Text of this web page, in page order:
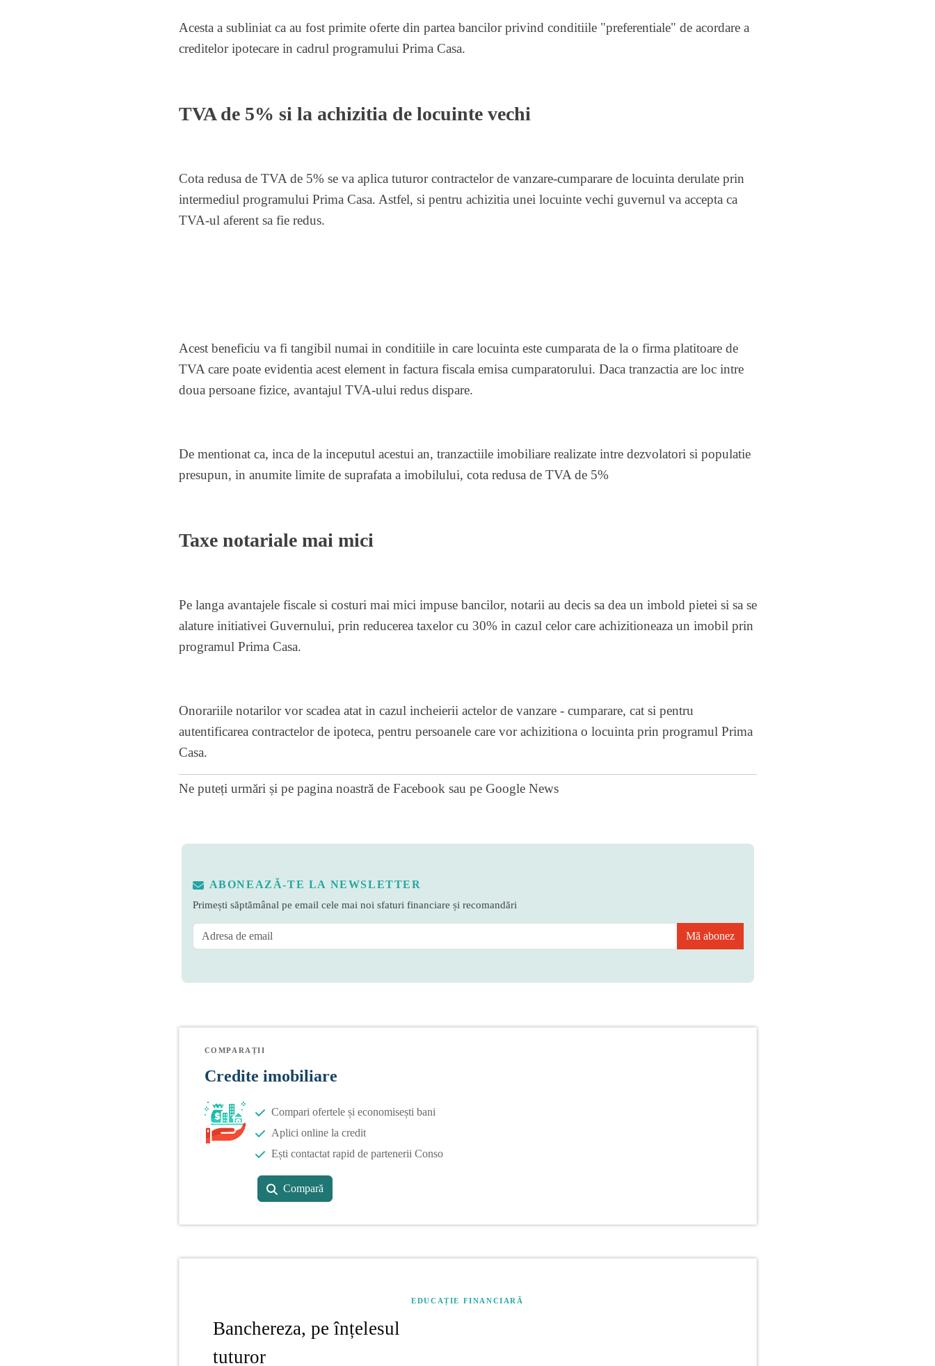
Acesta a subliniat ca au fost primite oferte din partea bancilor privind conditiile "preferentiale" de acordare a
creditelor ipotecare in cadrul programului Prima Casa.
TVA de 5% si la achizitia de locuinte vechi
Cota redusa de TVA de 5% se va aplica tuturor contractelor de vanzare-cumparare de locuinta derulate prin
intermediul programului Prima Casa. Astfel, si pentru achizitia unei locuinte vechi guvernul va accepta ca
TVA-ul aferent sa fie redus.
Acest beneficiu va fi tangibil numai in conditiile in care locuinta este cumparata de la o firma platitoare de
TVA care poate evidentia acest element in factura fiscala emisa cumparatorului. Daca tranzactia are loc intre
doua persoane fizice, avantajul TVA-ului redus dispare.
De mentionat ca, inca de la inceputul acestui an, tranzactiile imobiliare realizate intre dezvolatori si populatie
presupun, in anumite limite de suprafata a imobilului, cota redusa de TVA de 5%
Taxe notariale mai mici
Pe langa avantajele fiscale si costuri mai mici impuse bancilor, notarii au decis sa dea un imbold pietei si sa se
alature initiativei Guvernului, prin reducerea taxelor cu 30% in cazul celor care achizitioneaza un imobil prin
programul Prima Casa.
Onorariile notarilor vor scadea atat in cazul incheierii actelor de vanzare - cumparare, cat si pentru
autentificarea contractelor de ipoteca, pentru persoanele care vor achizitiona o locuinta prin programul Prima
Casa.
Ne puteți urmări și pe pagina noastră de Facebook sau pe Google News
ABONEAZĂ-TE LA NEWSLETTER
Primești săptămânal pe email cele mai noi sfaturi financiare și recomandări
Mă abonez
COMPARAȚII
Credite imobiliare
Compari ofertele și economisești bani
Aplici online la credit
Ești contactat rapid de partenerii Conso
Compară
EDUCAȚIE FINANCIARĂ
Banchereza, pe înțelesul
tuturor